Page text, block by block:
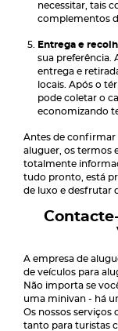
necessitar, tais
complementos
Entrega e
sua preferência.
entrega e
locais. Após o
pode coletar o
economizando
Antes de confirmar
aluguer, os termos
totalmente
tudo pronto, está
de luxo e desfrutar
A empresa de
de veículos para
Não importa se
uma minivan - há
Os nossos serviços
tanto para turistas